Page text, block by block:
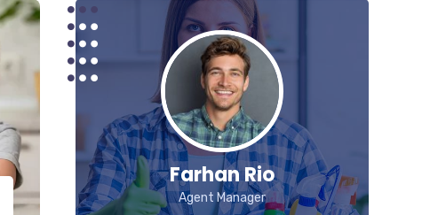
Farhan Rio
Agent Manager